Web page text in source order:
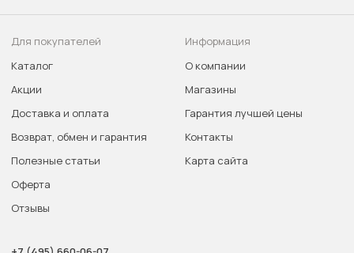
Для покупателей
Каталог
Акции
Доставка и оплата
Возврат, обмен и гарантия
Полезные статьи
Оферта
Отзывы
Информация
О компании
Магазины
Гарантия лучшей цены
Контакты
Карта сайта